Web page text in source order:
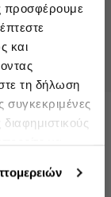
προσφέρουμε
και
τη δήλωση
συγκεκριμένες
στα
Piqué Polo